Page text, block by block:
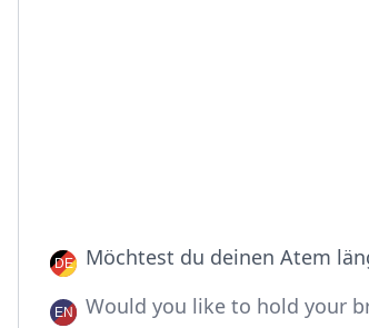
Möchtest du deinen Atem
Would you like to hold your